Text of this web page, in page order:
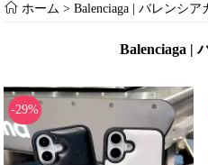
ホーム >Balenciaga | バレンシア
Balenciaga |
-29%